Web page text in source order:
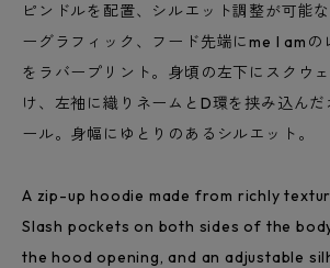
ピンドルを配置、シルエット調整が可能
ーグラフィック、フード先端にme I amの
をラバープリント。身頃の左下にスクウ
け、左袖に織りネームとD環を挟み込ん
ール。身幅にゆとりのあるシルエット。
A zip-up hoodie made from richly
Slash pockets on both sides of the
the hood opening, and an adjustable